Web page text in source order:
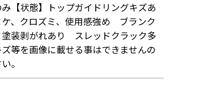
み【状態】トップガイドリングキズあ
、クロズミ、使用感強め ブランク
塗装剥がれあり スレッドクラック多
等を画像に載せる事はできませんの
。